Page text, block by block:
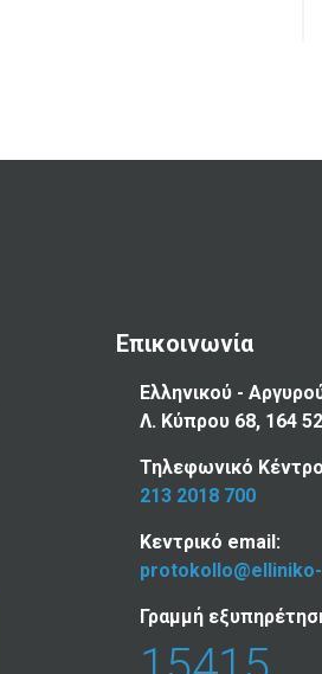
Επικοινωνία
Ελληνικού -
Λ. Κύπρου 68, 164 52
Τηλεφωνικό
213 2018 700
Κεντρικό email:
Γραμμή